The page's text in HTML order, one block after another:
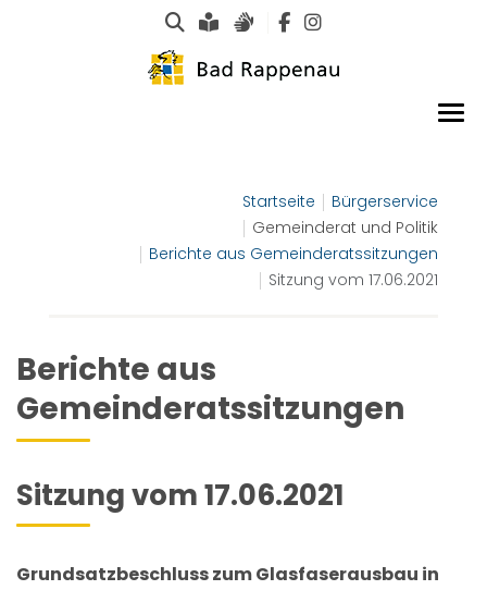
Suche
Leichte Sprache
Gebärdensprachen
Startseite
Bürgerservice
Gemeinderat und Politik
Berichte aus Gemeinderatssitzungen
Sitzung vom 17.06.2021
Berichte aus
Gemeinderatssitzungen
Sitzung vom 17.06.2021
Grundsatzbeschluss zum Glasfaserausbau in